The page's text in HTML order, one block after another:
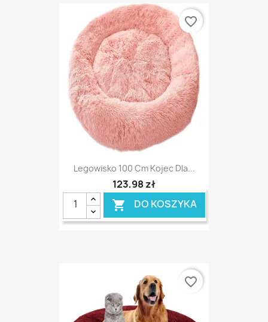
Legowisko 100 Cm Kojec Dla...
123,98 zł
 DO KOSZYKA
favorite_border
favorite_border